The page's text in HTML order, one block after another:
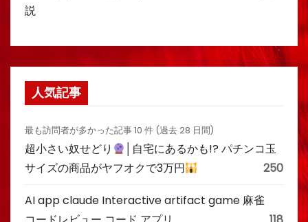
説
人気記事
最も訪問者が多かった記事 10 件 (過去 28 日間)
超小さい奴せどり
│自宅にあるかも!? パチンコ玉
サイズの商品がヤフオクで3万円
250
AI app claude Interactive artifact game 麻雀